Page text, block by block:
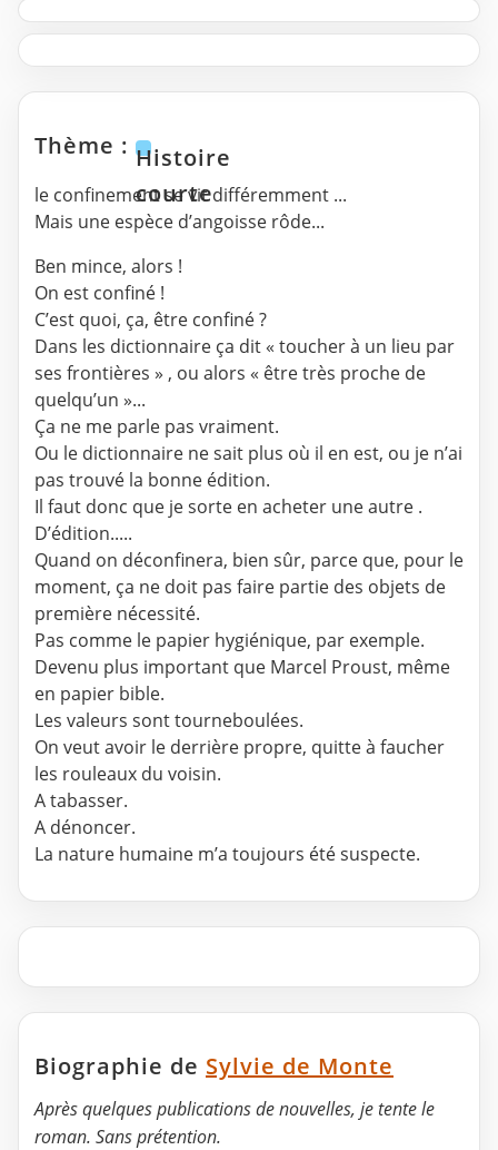
Thème : Histoire
courte
le confinement se vit différemment ...
Mais une espèce d’angoisse rôde...
Ben mince, alors !
On est confiné !
C’est quoi, ça, être confiné ?
Dans les dictionnaire ça dit « toucher à un lieu par
ses frontières » , ou alors « être très proche de
quelqu’un »...
Ça ne me parle pas vraiment.
Ou le dictionnaire ne sait plus où il en est, ou je n’ai
pas trouvé la bonne édition.
Il faut donc que je sorte en acheter une autre .
D’édition.....
Quand on déconfinera, bien sûr, parce que, pour le
moment, ça ne doit pas faire partie des objets de
première nécessité.
Pas comme le papier hygiénique, par exemple.
Devenu plus important que Marcel Proust, même
en papier bible.
Les valeurs sont tourneboulées.
On veut avoir le derrière propre, quitte à faucher
les rouleaux du voisin.
A tabasser.
A dénoncer.
La nature humaine m’a toujours été suspecte.
Biographie de Sylvie de Monte
Après quelques publications de nouvelles, je tente le
roman. Sans prétention.